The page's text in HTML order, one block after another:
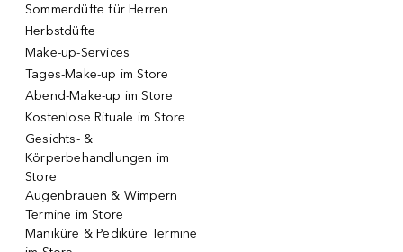
Sommerdüfte für Herren
Herbstdüfte
Make-up-Services
Tages-Make-up im Store
Abend-Make-up im Store
Kostenlose Rituale im Store
Gesichts- &
Körperbehandlungen im
Store
Augenbrauen & Wimpern
Termine im Store
Maniküre & Pediküre Termine